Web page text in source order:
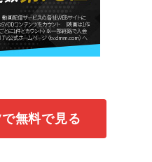
無料で見る